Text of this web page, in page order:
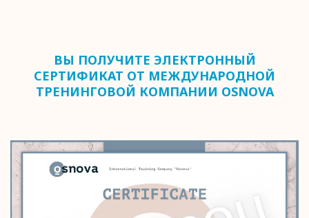
ВЫ ПОЛУЧИТЕ ЭЛЕКТРОННЫЙ
СЕРТИФИКАТ ОТ МЕЖДУНАРОДНОЙ
ТРЕНИНГОВОЙ КОМПАНИИ OSNOVA